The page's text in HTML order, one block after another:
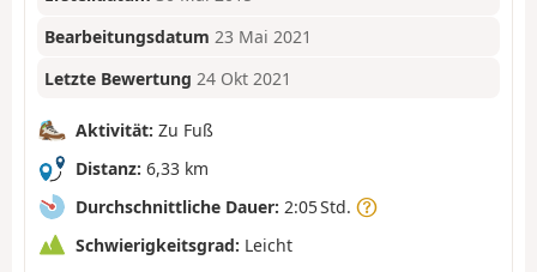
Bearbeitungsdatum 23 Mai 2021
Letzte Bewertung 24 Okt 2021
Aktivität: Zu Fuß
Distanz: 6,33 km
Durchschnittliche Dauer: 2:05 Std.
Schwierigkeitsgrad: Leicht